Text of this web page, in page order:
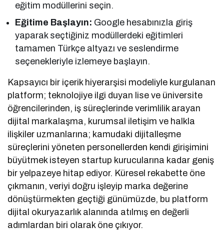
eğitim modüllerini seçin.
Eğitime Başlayın: Google hesabınızla giriş
yaparak seçtiğiniz modüllerdeki eğitimleri
tamamen Türkçe altyazı ve seslendirme
seçenekleriyle izlemeye başlayın.
Kapsayıcı bir içerik hiyerarşisi modeliyle kurgulanan
platform; teknolojiye ilgi duyan lise ve üniversite
öğrencilerinden, iş süreçlerinde verimlilik arayan
dijital markalaşma, kurumsal iletişim ve halkla
ilişkiler uzmanlarına; kamudaki dijitalleşme
süreçlerini yöneten personellerden kendi girişimini
büyütmek isteyen startup kurucularına kadar geniş
bir yelpazeye hitap ediyor. Küresel rekabette öne
çıkmanın, veriyi doğru işleyip marka değerine
dönüştürmekten geçtiği günümüzde, bu platform
dijital okuryazarlık alanında atılmış en değerli
adımlardan biri olarak öne çıkıyor.